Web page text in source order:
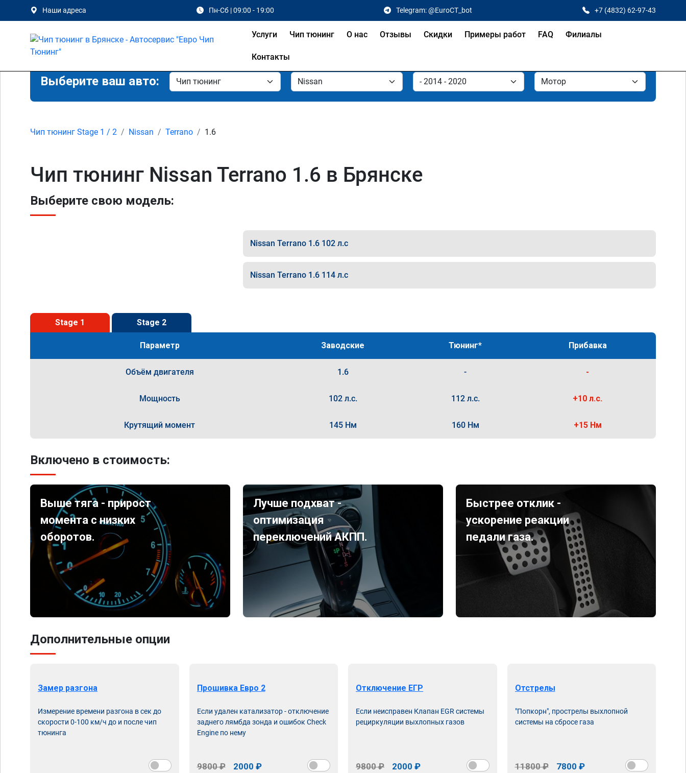
Наши адреса Пн-Сб | 09:00 - 19:00 Telegram: @EuroCT_bot +7 (4832) 62-97-43
Услуги Чип тюнинг О нас Отзывы Скидки Примеры работ FAQ Филиалы
Контакты
Выберите ваш авто:
Чип тюнинг Stage 1 / 2 Nissan Terrano 1.6
Чип тюнинг Nissan Terrano 1.6 в Брянске
Выберите свою модель:
Nissan Terrano 1.6 102 л.с
Nissan Terrano 1.6 114 л.с
Stage 1 Stage 2
Параметр Заводские Тюнинг* Прибавка
Объём двигателя 1.6 - -
Мощность 102 л.с. 112 л.с. +10 л.с.
Крутящий момент 145 Нм 160 Нм +15 Нм
Включено в стоимость:
Выше тяга - прирост
момента с низких
оборотов.
Лучше подхват -
оптимизация
переключений АКПП.
Быстрее отклик -
ускорение реакции
педали газа.
Дополнительные опции
Замер разгона
Измерение времени разгона в сек до
скорости 0-100 км/ч до и после чип
тюнинга
Прошивка Евро 2
Если удален катализатор - отключение
заднего лямбда зонда и ошибок Check
Engine по нему
9800 ₽ 2000 ₽
Отключение ЕГР
Если неисправен Клапан EGR системы
рециркуляции выхлопных газов
9800 ₽ 2000 ₽
Отстрелы
"Попкорн", прострелы выхлопной
системы на сбросе газа
11800 ₽ 7800 ₽